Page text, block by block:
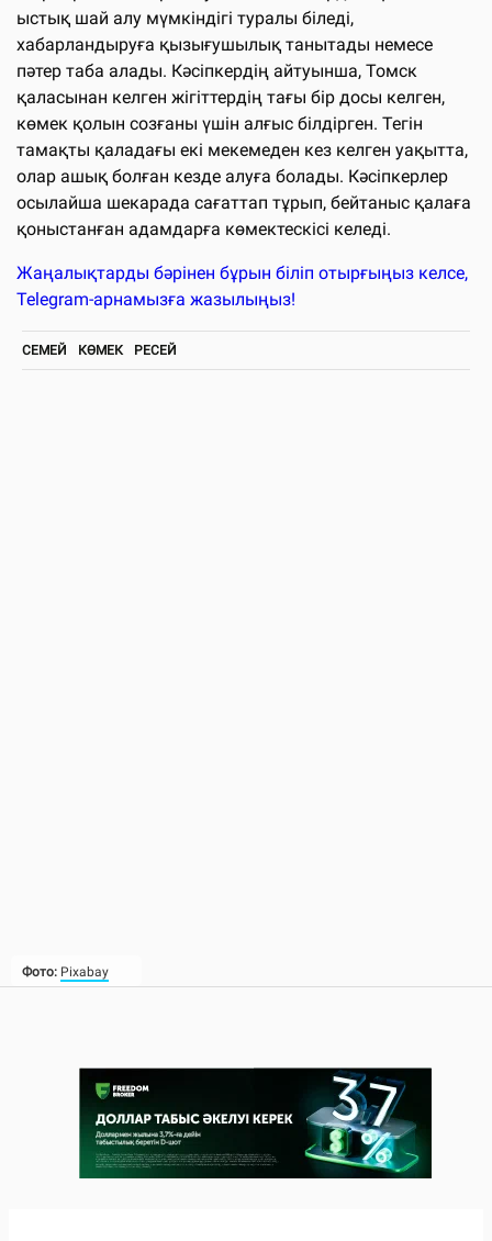
Фото: Pixabay
ыстық шай алу мүмкіндігі туралы біледі,
хабарландыруға қызығушылық танытады немесе
пәтер таба алады. Кәсіпкердің айтуынша, Томск
қаласынан келген жігіттердің тағы бір досы келген,
көмек қолын созғаны үшін алғыс білдірген. Тегін
тамақты қаладағы екі мекемеден кез келген уақытта,
олар ашық болған кезде алуға болады. Кәсіпкерлер
осылайша шекарада сағаттап тұрып, бейтаныс қалаға
қоныстанған адамдарға көмектескісі келеді.
Жаңалықтарды бәрінен бұрын біліп отырғыңыз келсе,
Telegram-арнамызға жазылыңыз!
СЕМЕЙ КӨМЕК РЕСЕЙ